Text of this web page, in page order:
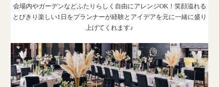
会場内やガーデンなどふたりらしく自由にアレンジOK！笑顔溢れる
とびきり楽しい1日をプランナーが経験とアイデアを元に一緒に盛り
上げてくれます♪